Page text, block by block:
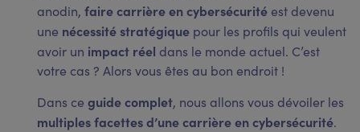
anodin, faire carrière en cybersécurité est devenu
une nécessité stratégique pour les profils qui veulent
avoir un impact réel dans le monde actuel. C’est
votre cas ? Alors vous êtes au bon endroit !
Dans ce guide complet, nous allons vous dévoiler les
multiples facettes d’une carrière en cybersécurité.